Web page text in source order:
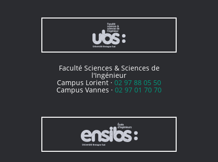
Faculté Sciences & Sciences de
l'Ingénieur
Campus Lorient · 02 97 88 05 50
Campus Vannes · 02 97 01 70 70